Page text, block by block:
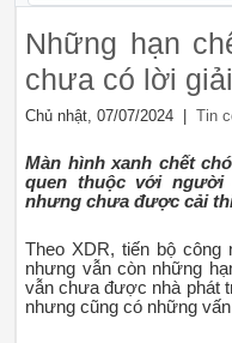
Những hạn
chưa có lời giải
Chủ nhật, 07/07/2024 |Tin
Màn hình xanh chết
quen thuộc với người
nhưng chưa được cải
Theo XDR, tiến bộ
nhưng vẫn còn những
vẫn chưa được nhà phát
nhưng cũng có những